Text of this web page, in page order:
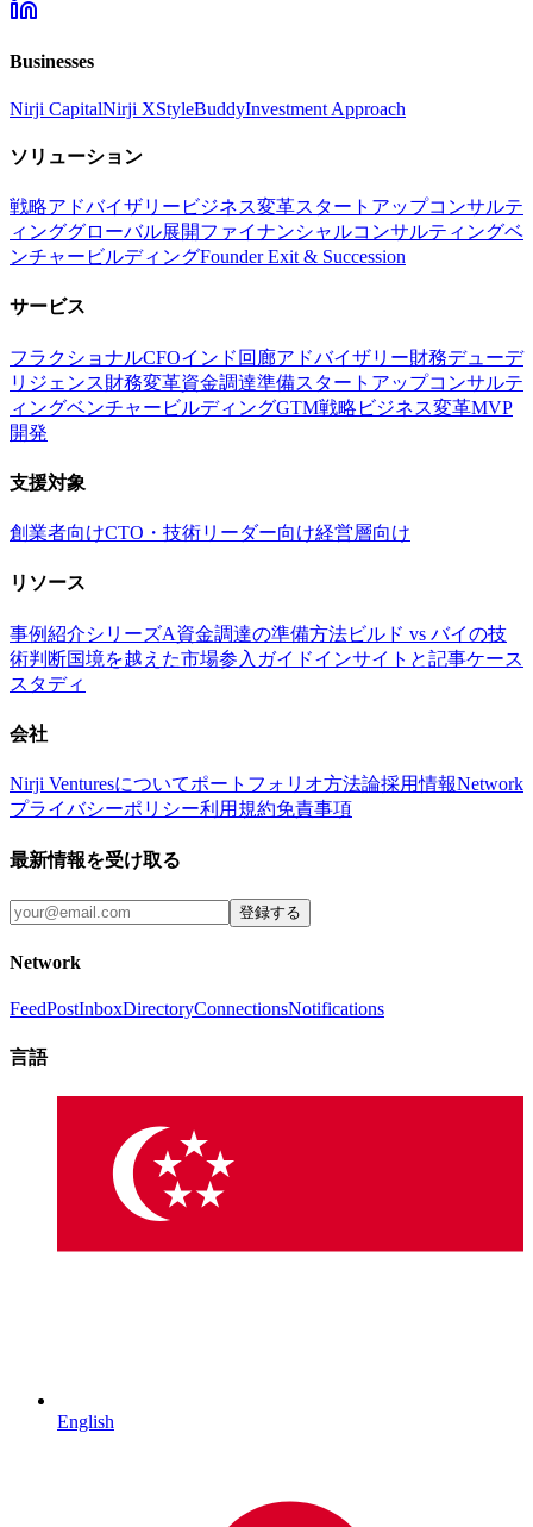
Businesses
Nirji CapitalNirji XStyleBuddyInvestment Approach
ソリューション
戦略アドバイザリー ビジネス変革スタートアップコンサルテ
ィンググローバル展開ファイナンシャルコンサルティングベ
ンチャービルディングFounder Exit & Succession
サービス
フラクショナルCFOインド回廊アドバイザリー財務デューデ
リジェンス財務変革資金調達準備スタートアップコンサルテ
ィングベンチャービルディングGTM戦略 ビジネス変革MVP
開発
支援対象
創業者向けCTO・技術リーダー向け経営層向け
リソース
事例紹介シリーズA資金調達の準備方法ビルド vs バイの技
術判断国境を越えた市場参入ガイドインサイトと記事ケース
スタディ
会社
Nirji Venturesについてポートフォリオ方法論採用情報Network
プライバシーポリシー利用規約免責事項
最新情報を受け取る
登録する
Network
FeedPostInboxDirectoryConnectionsNotifications
言語
English